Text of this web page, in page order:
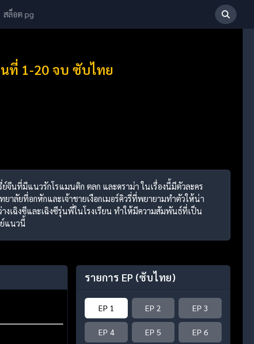
สล็อต pg
นที่ 1-20 จบ ซับไทย
ย์จีนที่มีแนวรักโรแมนติก ตลก และดราม่า ในเรื่องนี้มีตัวละคร
ลัยที่อกหักและเจ้าชายเงือกเมอร์คิวรี่ที่พยายามทำตัวให้น่า
เฉิงซีและเฉิงซีรุ่นพี่ในโรงเรียน ทำให้มีความสัมพันธ์ที่เป็น
แนวนี้
รายการ EP (ซับไทย)
EP 1 EP 2 EP 3
EP 4 EP 5 EP 6